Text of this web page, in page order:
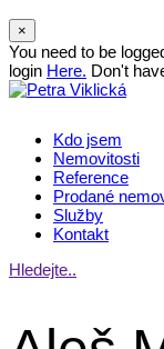
×
You need to be
login Here. Don't
Kdo jsem
Nemovitosti
Reference
Prodané
Služby
Kontakt
Hledejte..